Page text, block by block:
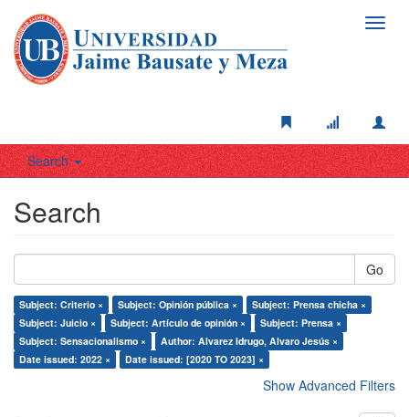
Search
Search
Go
Subject: Criterio × Subject: Opinión pública ×
Subject: Prensa chicha ×
Subject: Juicio ×
Subject: Artículo de opinión ×
Subject: Prensa ×
Subject: Sensacionalismo ×
Author: Alvarez Idrugo, Alvaro Jesús ×
Date issued: 2022 ×
Date issued: [2020 TO 2023] ×
Show Advanced Filters